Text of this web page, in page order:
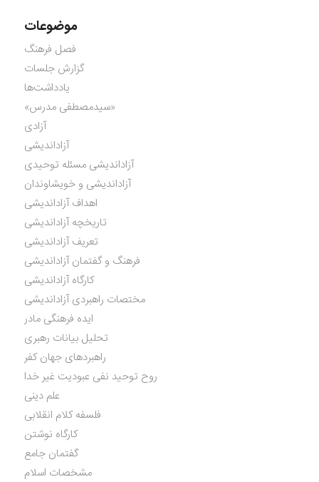
موضوعات
فصل فرهنگ
گزارش جلسات
یادداشت‌ها
«سیدمصطفی مدرس»
آزادی
آزاداندیشی
آزاداندیشی مسئله توحیدی
آزاداندیشی و خویشاوندان
اهداف آزاداندیشی
تاریخچه آزاداندیشی
تعریف آزاداندیشی
فرهنگ و گفتمان آزاداندیشی
کارگاه آزاداندیشی
مختصات راهبردی آزاداندیشی
ایده فرهنگی مادر
تحلیل بیانات رهبری
راهبردهای جهان کفر
روح توحید نفی عبودیت غیر خدا
علم دینی
فلسفه کلام انقلابی
کارگاه نوشتن
گفتمان جامع
مشخصات اسلام